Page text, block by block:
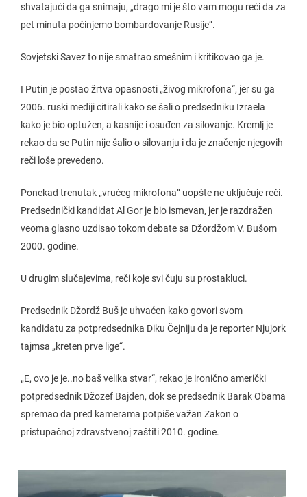
shvatajući da ga snimaju, „drago mi je što vam mogu reći da za
pet minuta počinjemo bombardovanje Rusije“.
Sovjetski Savez to nije smatrao smešnim i kritikovao ga je.
I Putin je postao žrtva opasnosti „živog mikrofona“, jer su ga
2006. ruski mediji citirali kako se šali o predsedniku Izraela
kako je bio optužen, a kasnije i osuđen za silovanje. Kremlj je
rekao da se Putin nije šalio o silovanju i da je značenje njegovih
reči loše prevedeno.
Ponekad trenutak „vrućeg mikrofona“ uopšte ne uključuje reči.
Predsednički kandidat Al Gor je bio ismevan, jer je razdražen
veoma glasno uzdisao tokom debate sa Džordžom V. Bušom
2000. godine.
U drugim slučajevima, reči koje svi čuju su prostakluci.
Predsednik Džordž Buš je uhvaćen kako govori svom
kandidatu za potpredsednika Diku Čejniju da je reporter Njujork
tajmsa „kreten prve lige“.
„E, ovo je je..no baš velika stvar“, rekao je ironično američki
potpredsednik Džozef Bajden, dok se predsednik Barak Obama
spremao da pred kamerama potpiše važan Zakon o
pristupačnoj zdravstvenoj zaštiti 2010. godine.